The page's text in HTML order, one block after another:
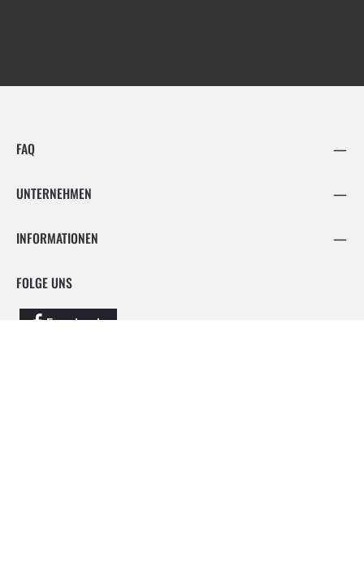
FAQ
UNTERNEHMEN
INFORMATIONEN
FOLGE UNS
Facebook